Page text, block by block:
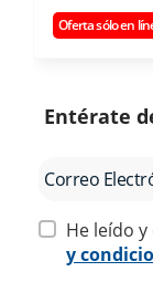
Oferta sólo en
Entérate
He leído
y